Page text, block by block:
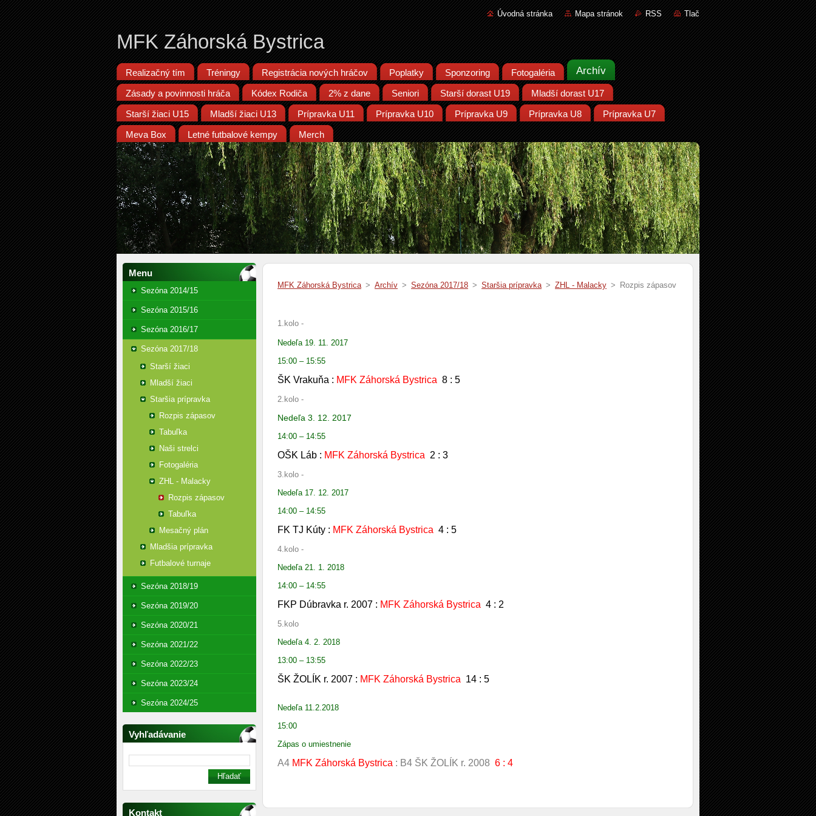
Úvodná stránka Mapa stránok RSS Tlač
MFK Záhorská Bystrica
Realizačný tím Tréningy Registrácia nových hráčov Poplatky Sponzoring Fotogaléria Archív
Zásady a povinnosti hráča Kódex Rodiča 2% z dane Seniori Starší dorast U19 Mladší dorast U17
Starší žiaci U15 Mladší žiaci U13 Prípravka U11 Prípravka U10 Prípravka U9 Prípravka U8 Prípravka U7
Meva Box Letné futbalové kempy Merch
Menu
Sezóna 2014/15
Sezóna 2015/16
Sezóna 2016/17
Sezóna 2017/18
Starší žiaci
Mladší žiaci
Staršia prípravka
Rozpis zápasov
Tabuľka
Naši strelci
Fotogaléria
ZHL - Malacky
Rozpis zápasov
Tabuľka
Mesačný plán
Mladšia prípravka
Futbalové turnaje
Sezóna 2018/19
Sezóna 2019/20
Sezóna 2020/21
Sezóna 2021/22
Sezóna 2022/23
Sezóna 2023/24
Sezóna 2024/25
Vyhľadávanie
Kontakt
MFK Záhorská Bystrica > Archív > Sezóna 2017/18 > Staršia prípravka > ZHL - Malacky > Rozpis zápasov
1.kolo -
Nedeľa 19. 11. 2017
15:00 – 15:55
ŠK Vrakuňa : MFK Záhorská Bystrica 8 : 5
2.kolo -
Nedeľa 3. 12. 2017
14:00 – 14:55
OŠK Láb : MFK Záhorská Bystrica 2 : 3
3.kolo -
Nedeľa 17. 12. 2017
14:00 – 14:55
FK TJ Kúty : MFK Záhorská Bystrica 4 : 5
4.kolo -
Nedeľa 21. 1. 2018
14:00 – 14:55
FKP Dúbravka r. 2007 : MFK Záhorská Bystrica 4 : 2
5.kolo
Nedeľa 4. 2. 2018
13:00 – 13:55
ŠK ŽOLÍK r. 2007 : MFK Záhorská Bystrica 14 : 5
Nedeľa 11.2.2018
15:00
Zápas o umiestnenie
A4 MFK Záhorská Bystrica : B4 ŠK ŽOLÍK r. 2008 6 : 4